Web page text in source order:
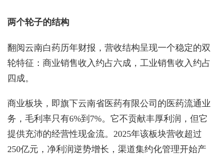
两个轮子的结构
翻阅云南白药历年财报，营收结构呈现一个稳定的双
轮特征：商业销售收入约占六成，工业销售收入约占
四成。
商业板块，即旗下云南省医药有限公司的医药流通业
务，毛利率只有6%到7%。它不贡献丰厚利润，但它
提供充沛的经营性现金流。2025年该板块营收超过
250亿元，净利润逆势增长，渠道集约化管理开始产